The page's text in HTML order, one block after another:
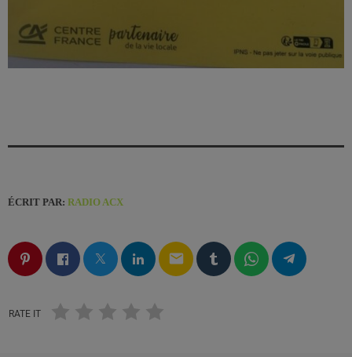
ÉCRIT PAR: RADIO ACX
email
RATE IT